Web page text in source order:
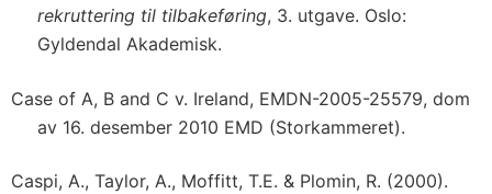
rekruttering til tilbakeføring, 3. utgave. Oslo:
Gyldendal Akademisk.
Case of A, B and C v. Ireland, EMDN-2005-25579, dom
av 16. desember 2010 EMD (Storkammeret).
Caspi, A., Taylor, A., Moffitt, T.E. & Plomin, R. (2000).